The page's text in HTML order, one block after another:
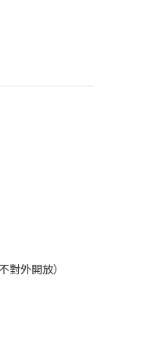
外開放）